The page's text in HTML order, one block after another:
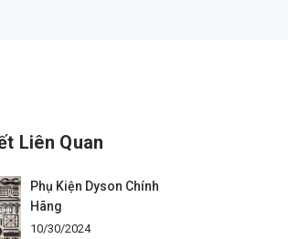
Liên Quan
Phụ Kiện Dyson Chính
Hãng
10/30/2024